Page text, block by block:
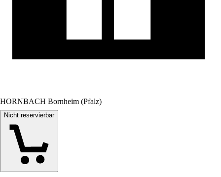
HORNBACH Bornheim (Pfalz)
Nicht reservierbar